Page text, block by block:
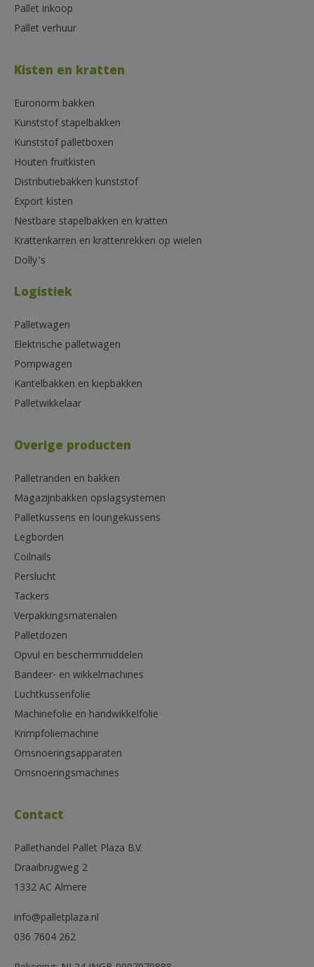
Pallet inkoop
Pallet verhuur
Kisten en kratten
Euronorm bakken
Kunststof stapelbakken
Kunststof palletboxen
Houten fruitkisten
Distributiebakken kunststof
Export kisten
Nestbare stapelbakken en kratten
Krattenkarren en krattenrekken op wielen
Dolly’s
Logistiek
Palletwagen
Elektrische palletwagen
Pompwagen
Kantelbakken en kiepbakken
Palletwikkelaar
Overige producten
Palletranden en bakken
Magazijnbakken opslagsystemen
Palletkussens en loungekussens
Legborden
Coilnails
Perslucht
Tackers
Verpakkingsmaterialen
Palletdozen
Opvul en beschermmiddelen
Bandeer- en wikkelmachines
Luchtkussenfolie
Machinefolie en handwikkelfolie
Krimpfoliemachine
Omsnoeringsapparaten
Omsnoeringsmachines
Contact
Pallethandel Pallet Plaza B.V.
Draaibrugweg 2
1332 AC Almere
info@palletplaza.nl
036 7604 262